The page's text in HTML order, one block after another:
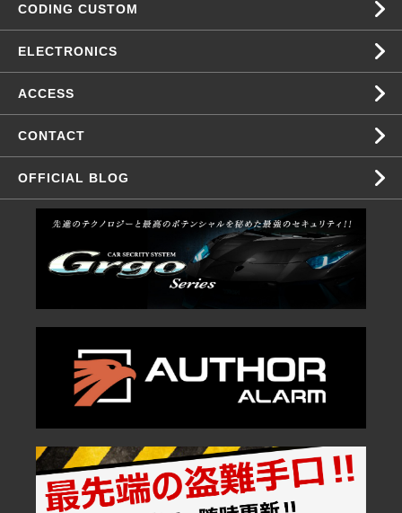
CODING CUSTOM
ELECTRONICS
ACCESS
CONTACT
OFFICIAL BLOG